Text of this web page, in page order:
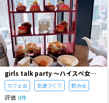
girls talk party 〜ハイスペ女子
のお喋り会〜
カフェ会 友達づくり 飲み会
評価 0件